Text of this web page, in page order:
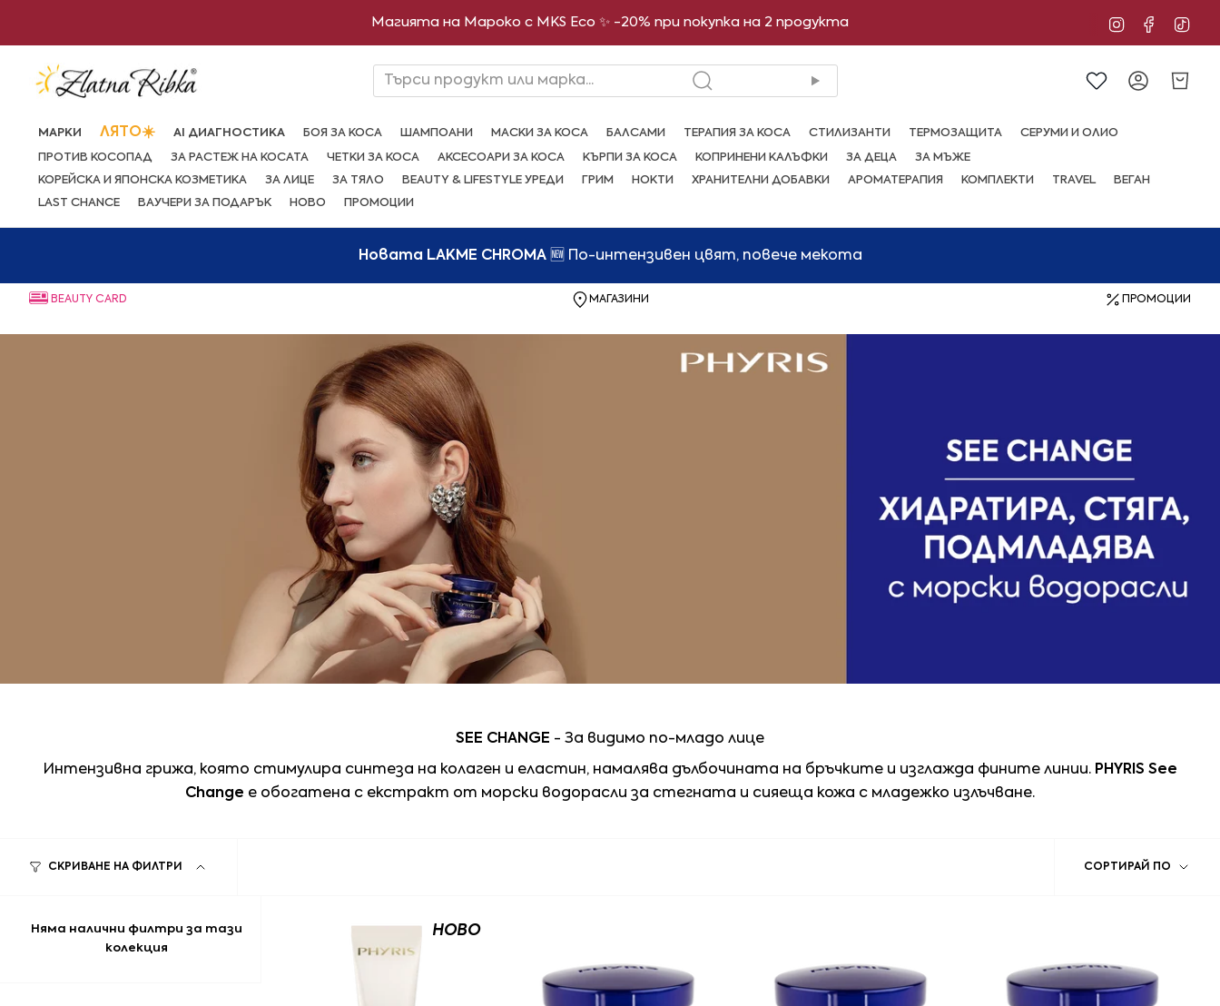
Новата LAKME CHROMA🆕 По-интензивен цвят, повече мекота
Магията на Мароко с MKS Eco ✨ -20% при покупка на 2 продукта Instagram
Търси продукт или марка... Сметка
МАРКИ ЛЯТО☀️ AI ДИАГНОСТИКА БОЯ ЗА КОСА ШАМПОАНИ МАСКИ ЗА КОСА БАЛСАМИ ТЕРАПИЯ ЗА КОСА СТИЛИЗАНТИ ТЕРМОЗАЩИТА СЕРУМИ И ОЛИО
ПРОТИВ КОСОПАД ЗА РАСТЕЖ НА КОСАТА ЧЕТКИ ЗА КОСА АКСЕСОАРИ ЗА КОСА КЪРПИ ЗА КОСА КОПРИНЕНИ КАЛЪФКИ ЗА ДЕЦА
ЗА МЪЖЕ
КОРЕЙСКА И ЯПОНСКА КОЗМЕТИКА
ЗА ЛИЦЕ ЗА ТЯЛО BEAUTY & LIFESTYLE УРЕДИ ГРИМ НОКТИ ХРАНИТЕЛНИ ДОБАВКИ АРОМАТЕРАПИЯ КОМПЛЕКТИ TRAVEL
ВЕГАН
LAST CHANCE
ВАУЧЕРИ ЗА ПОДАРЪК НОВО ПРОМОЦИИ
BEAUTY CARD МАГАЗИНИ ПРОМОЦИИ
SEE CHANGE - За видимо по-младо лице
Интензивна грижа, която стимулира синтеза на колаген и еластин, намалява дълбочината на бръчките и изглажда фините линии. PHYRIS See
Change е обогатена с екстракт от морски водорасли за стегната и сияеща кожа с младежко излъчване.
СКРИВАНЕ НА ФИЛТРИ СОРТИРАЙ ПО
Няма налични филтри за тази
колекция
НОВО